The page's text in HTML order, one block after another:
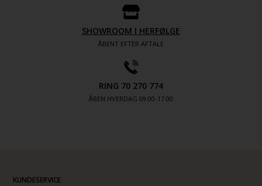
SHOWROOM I HERFØLGE
ÅBENT EFTER AFTALE
RING 70 270 774
ÅBEN HVERDAG 09:00-17.00
KUNDESERVICE